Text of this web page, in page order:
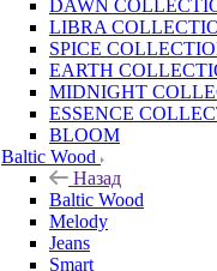
DAWN
LIBRA
SPICE
EARTH
MIDNIGHT
ESSENCE
BLOOM
Baltic Wood
Назад
Baltic Wood
Melody
Jeans
Smart